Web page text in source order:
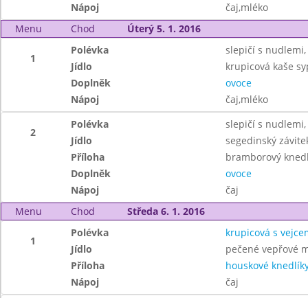
Nápoj
čaj,mléko
Menu
Chod Úterý 5. 1. 2016
1
Polévka
slepičí s nudlemi,
Jídlo
krupicová kaše
Doplněk
ovoce
Nápoj
čaj,mléko
2
Polévka
slepičí s nudlemi,
Jídlo
segedinský
Příloha
bramborový
Doplněk
ovoce
Nápoj
čaj
Menu
Chod Středa 6. 1. 2016
1
Polévka
krupicová s
Jídlo
pečené vepřové
Příloha
houskové
Nápoj
čaj